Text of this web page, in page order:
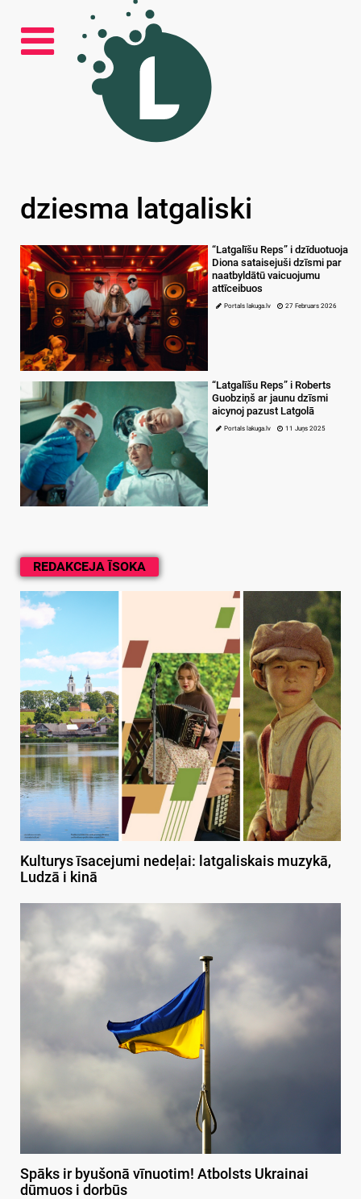
REDAKCEJA ĪSOKA
Kulturys īsacejumi nedeļai: latgaliskais muzykā,
Ludzā i kinā
Spāks ir byušonā vīnuotim! Atbolsts Ukrainai
dūmuos i dorbūs
dziesma latgaliski
“Latgalīšu Reps” i dzīduotuoja
Diona sataisejuši dzīsmi par
naatbyldātū vaicuojumu
attīceibuos
Portals lakuga.lv 27 Februars 2026
“Latgalīšu Reps” i Roberts
Guobziņš ar jaunu dzīsmi
aicynoj pazust Latgolā
Portals lakuga.lv 11 Juņs 2025